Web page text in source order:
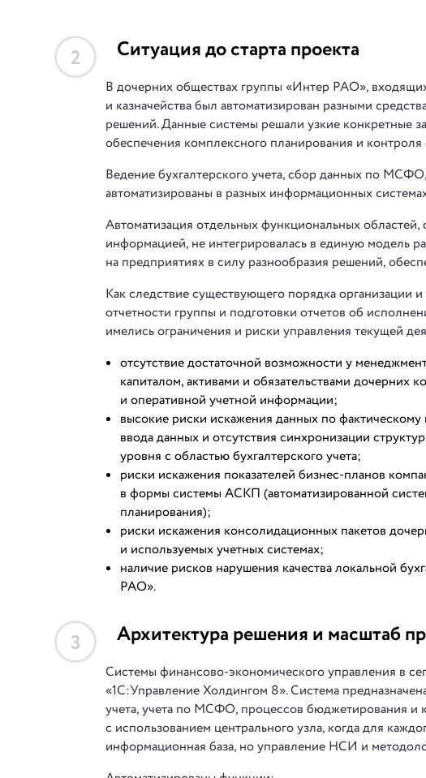
2 Ситуация до старта проекта
В дочерних обществах группы «Интер РАО»,
и казначейства был автоматизирован разными
решений. Данные системы решали узкие конкретные
обеспечения комплексного планирования и
Ведение бухгалтерского учета, сбор данных по
автоматизированы в разных информационных
Автоматизация отдельных функциональных
информацией, не интегрировалась в единую модель
на предприятиях в силу разнообразия решений,
Как следствие существующего порядка организации
отчетности группы и подготовки отчетов об
имелись ограничения и риски управления текущей
отсутствие достаточной возможности у
капиталом, активами и обязательствами дочерних
и оперативной учетной информации;
высокие риски искажения данных по
ввода данных и отсутствия синхронизации
уровня с областью бухгалтерского учета;
риски искажения показателей бизнес-планов
в формы системы АСКП (автоматизированной
планирования);
риски искажения консолидационных пакетов
и используемых учетных системах;
наличие рисков нарушения качества локальной
РАО».
3 Архитектура решения и масштаб
Системы финансово-экономического управления в
«1С:Управление Холдингом 8». Система
учета, учета по МСФО, процессов бюджетирования и
с использованием центрального узла, когда для
информационная база, но управление НСИ и